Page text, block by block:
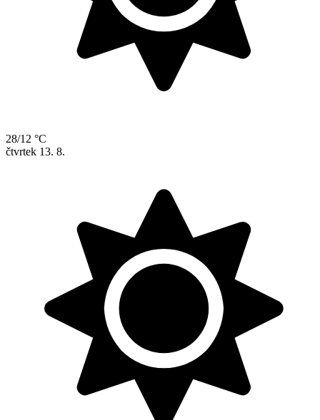
28/12 °C
čtvrtek 13. 8.